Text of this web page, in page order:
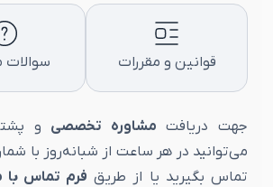
قوانین و مقررات سوالات
جهت دریافت مشاوره تخصصی و
می‌توانید در هر ساعت از شبانه‌روز با
تماس بگیرید یا از طریق فرم تماس با